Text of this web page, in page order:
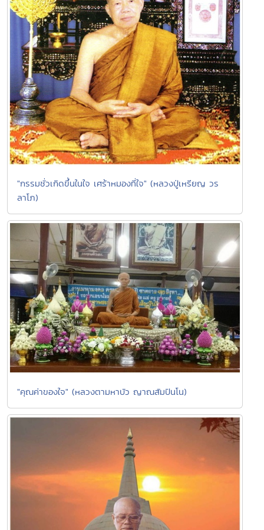
"กรรมชั่วเกิดขึ้นในใจ เศร้าหมองที่ใจ" (หลวงปู่เหรียญ วร
ลาโภ)
"คุณค่าของใจ" (หลวงตามหาบัว ญาณสัมปันโน)